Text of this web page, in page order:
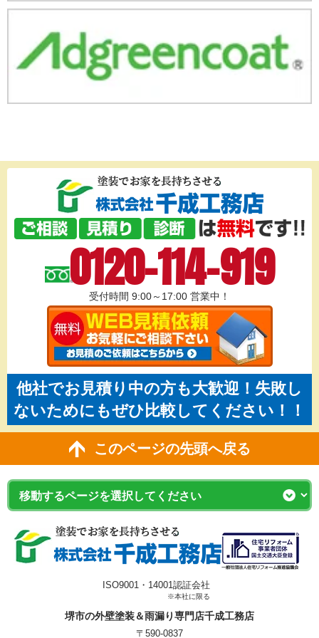
0120-114-919
受付時間 9:00～17:00 営業中！
他社でお見積り中の方も大歓迎！失敗し
ないためにもぜひ比較してください！！
このページの先頭へ戻る
ISO9001・14001認証会社
※本社に限る
堺市の外壁塗装＆雨漏り専門店千成工務店
〒590-0837